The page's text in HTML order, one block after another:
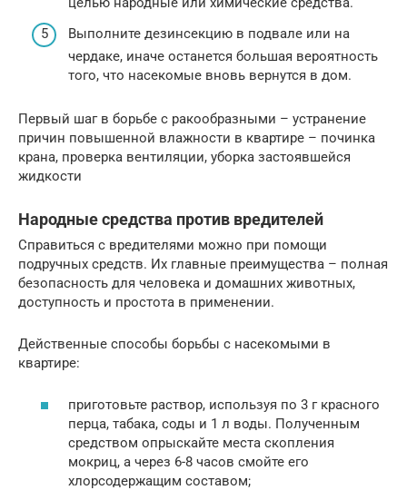
Выполните дезинсекцию в подвале или на
чердаке, иначе останется большая вероятность
того, что насекомые вновь вернутся в дом.
Первый шаг в борьбе с ракообразными – устранение
причин повышенной влажности в квартире – починка
крана, проверка вентиляции, уборка застоявшейся
жидкости
Народные средства против вредителей
Справиться с вредителями можно при помощи
подручных средств. Их главные преимущества – полная
безопасность для человека и домашних животных,
доступность и простота в применении.
Действенные способы борьбы с насекомыми в
квартире:
приготовьте раствор, используя по 3 г красного
перца, табака, соды и 1 л воды. Полученным
средством опрыскайте места скопления
мокриц, а через 6-8 часов смойте его
хлорсодержащим составом;